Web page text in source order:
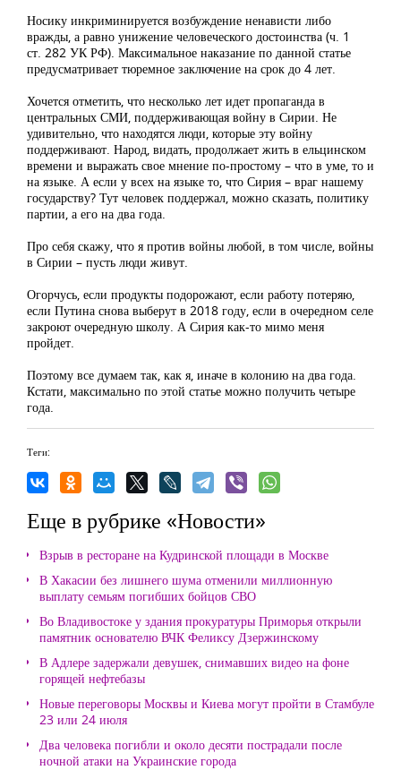
Носику инкриминируется возбуждение ненависти либо
вражды, а равно унижение человеческого достоинства (ч. 1
ст. 282 УК РФ). Максимальное наказание по данной статье
предусматривает тюремное заключение на срок до 4 лет.
Хочется отметить, что несколько лет идет пропаганда в
центральных СМИ, поддерживающая войну в Сирии. Не
удивительно, что находятся люди, которые эту войну
поддерживают. Народ, видать, продолжает жить в ельцинском
времени и выражать свое мнение по-простому – что в уме, то и
на языке. А если у всех на языке то, что Сирия – враг нашему
государству? Тут человек поддержал, можно сказать, политику
партии, а его на два года.
Про себя скажу, что я против войны любой, в том числе, войны
в Сирии – пусть люди живут.
Огорчусь, если продукты подорожают, если работу потеряю,
если Путина снова выберут в 2018 году, если в очередном селе
закроют очередную школу. А Сирия как-то мимо меня
пройдет.
Поэтому все думаем так, как я, иначе в колонию на два года.
Кстати, максимально по этой статье можно получить четыре
года.
Теги:
Еще в рубрике «Новости»
Взрыв в ресторане на Кудринской площади в Москве
В Хакасии без лишнего шума отменили миллионную
выплату семьям погибших бойцов СВО
Во Владивостоке у здания прокуратуры Приморья открыли
памятник основателю ВЧК Феликсу Дзержинскому
В Адлере задержали девушек, снимавших видео на фоне
горящей нефтебазы
Новые переговоры Москвы и Киева могут пройти в Стамбуле
23 или 24 июля
Два человека погибли и около десяти пострадали после
ночной атаки на Украинские города